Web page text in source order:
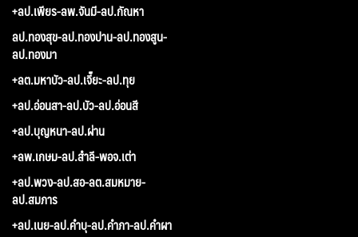
+ลป.เพียร-ลพ.จันมี-ลป.กัณหา
ลป.ทองสุข-ลป.ทองปาน-ลป.ทองสูน-
ลป.ทองมา
+ลต.มหาบัว-ลป.เจี๊ยะ-ลป.ทุย
+ลป.อ่อนสา-ลป.บัว-ลป.อ่อนสี
+ลป.บุญหนา-ลป.ผ่าน
+ลพ.เกษม-ลป.สำลี-พอจ.เต่า
+ลป.พวง-ลป.สอ-ลต.สมหมาย-
ลป.สมภาร
+ลป.เนย-ลป.คำบุ-ลป.คำภา-ลป.คำผา